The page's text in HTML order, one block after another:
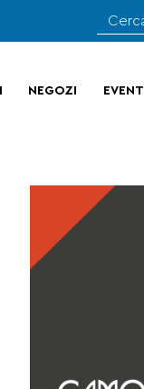
NEGOZI EVENTI